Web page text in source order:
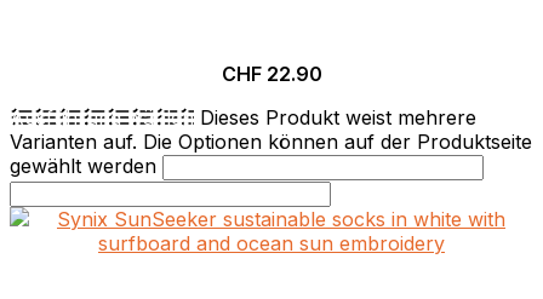
CHF22.90
Ausführung wählen Dieses Produkt weist mehrere
Varianten auf. Die Optionen können auf der Produktseite
gewählt werden